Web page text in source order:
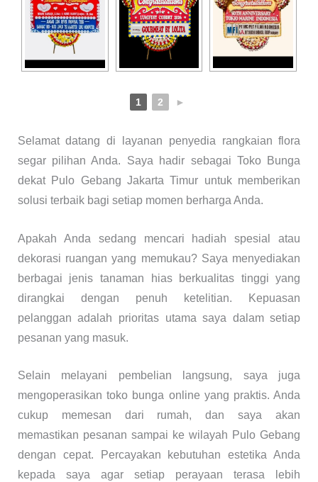
1 2 ►
Selamat datang di layanan penyedia rangkaian flora
segar pilihan Anda. Saya hadir sebagai Toko Bunga
dekat Pulo Gebang Jakarta Timur untuk memberikan
solusi terbaik bagi setiap momen berharga Anda.
Apakah Anda sedang mencari hadiah spesial atau
dekorasi ruangan yang memukau? Saya menyediakan
berbagai jenis tanaman hias berkualitas tinggi yang
dirangkai dengan penuh ketelitian. Kepuasan
pelanggan adalah prioritas utama saya dalam setiap
pesanan yang masuk.
Selain melayani pembelian langsung, saya juga
mengoperasikan toko bunga online yang praktis. Anda
cukup memesan dari rumah, dan saya akan
memastikan pesanan sampai ke wilayah Pulo Gebang
dengan cepat. Percayakan kebutuhan estetika Anda
kepada saya agar setiap perayaan terasa lebih